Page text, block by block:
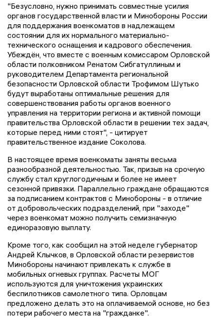
"Безусловно, нужно принимать совместные усилия
органов государственной власти и Минобороны России
для поддержания военкоматов в надлежащем
состоянии для их нормального материально-
технического оснащения и кадрового обеспечения.
Убеждён, что вместе с военным комиссаром Орловской
области полковником Ренатом Сибгатуллиным и
руководителем Департамента региональной
безопасности Орловской области Трофимом Шутько
будут выработаны оптимальные решения для
совершенствования работы органов военного
управления на территории региона и активной помощи
правительства Орловской области в решении тех задач,
которые перед ними стоят", - цитирует
правительственное издание Соколова.
В настоящее время военкоматы заняты весьма
разнообразной деятельностью. Так, призыв на срочную
службу стал круглогодичным и более не имеет
сезонной привязки. Параллельно граждане обращаются
за подписанием контрактов с Минобороны - в отличие
от добровольческих подразделений, при "заходе"
через военкомат можно получить семизначную
единоразовую выплату.
Кроме того, как сообщил на этой неделе губернатор
Андрей Клычков, в Орловской области резервистов
Минобороны начинают привлекать к службе в
мобильных огневых группах. Расчеты МОГ
используются для уничтожения украинских
беспилотников самолетного типа. Орловцам
предложено делать это на оплачиваемой основе, но без
потери рабочего места на "гражданке".